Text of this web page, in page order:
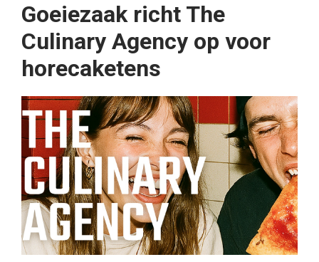
Goeiezaak richt The
Culinary Agency op voor
horecaketens